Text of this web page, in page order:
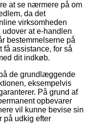
at se nærmere på om
da det
virksomheden
at e-handlen
bestemmelserne på
få assistance, for så
dit indkøb.
de grundlæggende
eksempelvis
På grund af
opbevarer
vil kunne bevise sin
på udkig efter